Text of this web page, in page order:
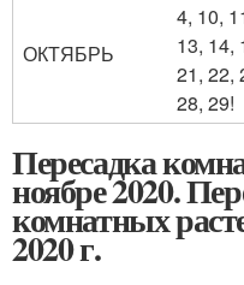
ОКТЯБРЬ
4, 10,
13, 14,
21, 22,
28, 29!
Пересадка
ноябре 2020.
комнатных
2020 г.